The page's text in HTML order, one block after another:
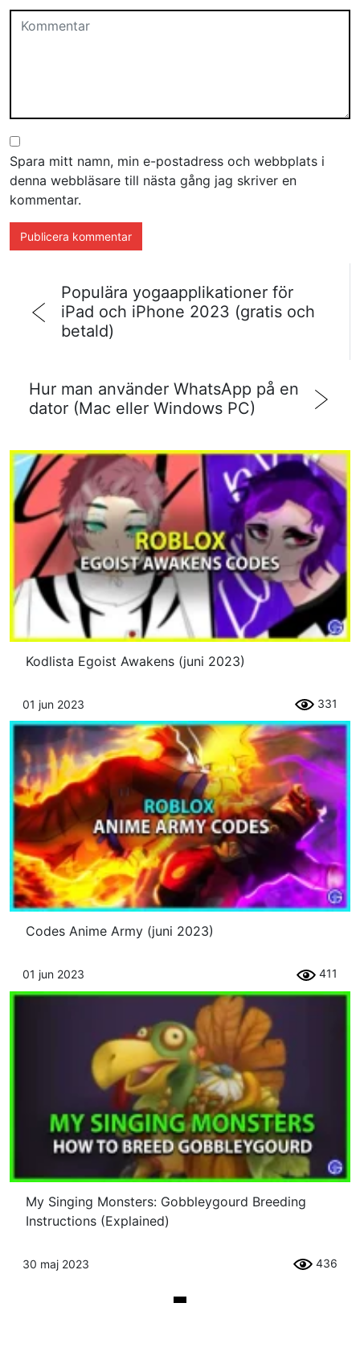
Spara mitt namn, min e-postadress och webbplats i
denna webbläsare till nästa gång jag skriver en
kommentar.
Populära yogaapplikationer för
iPad och iPhone 2023 (gratis och
betald)
Hur man använder WhatsApp på en
dator (Mac eller Windows PC)
Kodlista Egoist Awakens (juni 2023)
01 jun 2023 331
Codes Anime Army (juni 2023)
01 jun 2023 411
My Singing Monsters: Gobbleygourd Breeding
Instructions (Explained)
30 maj 2023 436